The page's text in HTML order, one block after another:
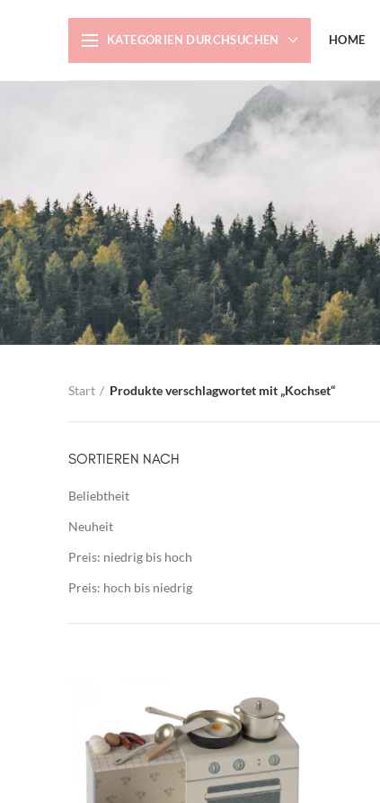
KATEGORIEN DURCHSUCHEN HOME
Start Produkte verschlagwortet mit „Kochset“
SORTIEREN NACH
Beliebtheit
Neuheit
Preis: niedrig bis hoch
Preis: hoch bis niedrig